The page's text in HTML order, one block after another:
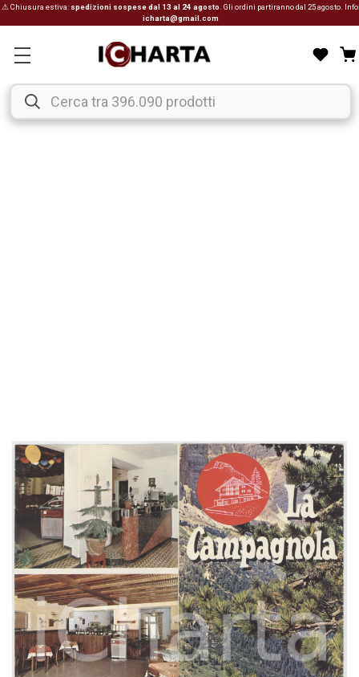
⚠ Chiusura estiva: spedizioni sospese dal 13 al 24 agosto . Gli ordini partiranno dal 25 agosto. Info:
icharta@gmail.com